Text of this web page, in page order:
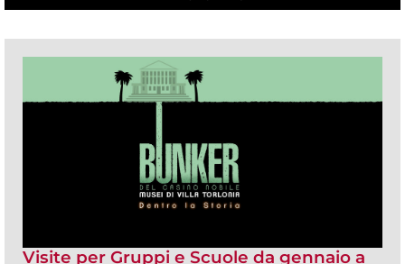
Visite per Gruppi e Scuole da gennaio a